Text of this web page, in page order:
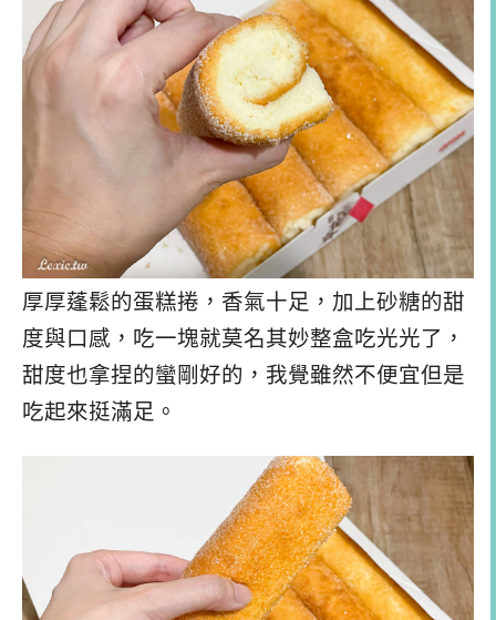
厚厚蓬鬆的蛋糕捲，香氣十足，加上砂糖的甜
度與口感，吃一塊就莫名其妙整盒吃光光了，
甜度也拿捏的蠻剛好的，我覺雖然不便宜但是
吃起來挺滿足。